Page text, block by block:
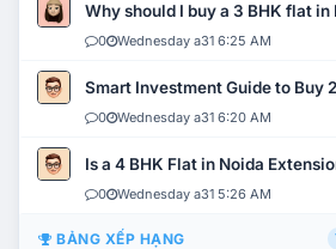
Why should I buy a 3 BHK flat in
0 Wednesday a31 6:25 AM
Smart Investment Guide to Buy
0 Wednesday a31 6:20 AM
Is a 4 BHK Flat in Noida
0 Wednesday a31 5:26 AM
BẢNG XẾP HẠNG